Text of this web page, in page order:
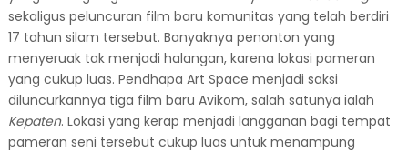
sekaligus peluncuran film baru komunitas yang telah berdiri
17 tahun silam tersebut. Banyaknya penonton yang
menyeruak tak menjadi halangan, karena lokasi pameran
yang cukup luas. Pendhapa Art Space menjadi saksi
diluncurkannya tiga film baru Avikom, salah satunya ialah
Kepaten. Lokasi yang kerap menjadi langganan bagi tempat
pameran seni tersebut cukup luas untuk menampung